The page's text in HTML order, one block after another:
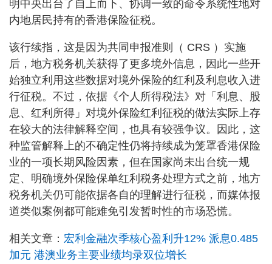
明中央出台了自上而下、协调一致的命令系统性地对
内地居民持有的香港保险征税。
该行续指，这是因为共同申报准则（ CRS ）实施
后，地方税务机关获得了更多境外信息，因此一些开
始独立利用这些数据对境外保险的红利及利息收入进
行征税。不过，依据《个人所得税法》对「利息、股
息、红利所得」对境外保险红利征税的做法实际上存
在较大的法律解释空间，也具有较强争议。因此，这
种监管解释上的不确定性仍将持续成为笼罩香港保险
业的一项长期风险因素，但在国家尚未出台统一规
定、明确境外保险保单红利税务处理方式之前，地方
税务机关仍可能依据各自的理解进行征税，而媒体报
道类似案例都可能难免引发暂时性的市场恐慌。
相关文章： 宏利金融次季核心盈利升12% 派息0.485
加元 港澳业务主要业绩均录双位增长